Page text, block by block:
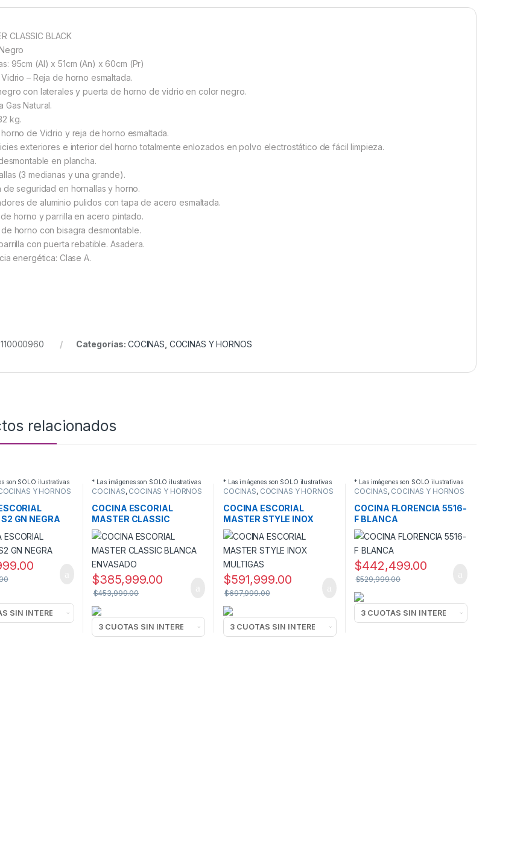
CLASSIC BLACK
95cm (Al) x 51cm (An) x 60cm (Pr)
– Reja de horno esmaltada.
con laterales y puerta de horno de vidrio en color negro.
Gas Natural.
kg.
de Vidrio y reja de horno esmaltada.
exteriores e interior del horno totalmente enlozados en polvo electrostático de fácil limpieza.
en plancha.
(3 medianas y una grande).
de seguridad en hornallas y horno.
de aluminio pulidos con tapa de acero esmaltada.
horno y parrilla en acero pintado.
horno con bisagra desmontable.
con puerta rebatible. Asadera.
energética: Clase A.
Categorías: COCINAS COCINAS Y HORNOS
relacionados
son SOLO ilustrativas
Y HORNOS
GN NEGRA
* Las imágenes son SOLO ilustrativas
COCINAS, COCINAS Y HORNOS
COCINA ESCORIAL
MASTER CLASSIC
BLANCA ENVASADO
$385,999.00
$453,999.00
* Las imágenes son SOLO ilustrativas
COCINAS, COCINAS Y HORNOS
COCINA ESCORIAL
MASTER STYLE INOX
MULTIGAS
$591,999.00
$697,999.00
* Las imágenes son SOLO ilustrativas
COCINAS, COCINAS Y HORNOS
COCINA FLORENCIA 5516-
F BLANCA
$442,499.00
$529,999.00